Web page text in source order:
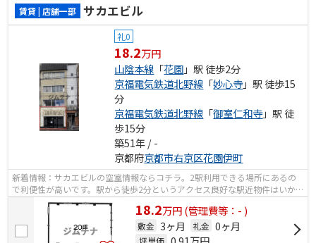
賃貸 | 店舗一部 サカエビル
礼0
18.2万円
山陰本線 「花園」駅 徒歩2分
京福電気鉄道北野線 「妙心寺」駅 徒歩15
分
京福電気鉄道北野線 「御室仁和寺」駅 徒
歩15分
築51年 / -
京都府京都市右京区花園伊町
新着情報：サカエビルの空室情報ならコチラ。2駅利用できる場所にあるの
で利便性が高いです。駅から徒歩2分というアクセス良好な駅近物件はいかが
ですか。
18.2万円(管理費等：- )
敷金 3ヶ月 礼金 0ヶ月
坪単価